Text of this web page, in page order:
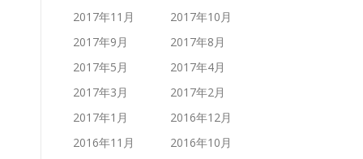
2017年11月
2017年10月
2017年9月
2017年8月
2017年5月
2017年4月
2017年3月
2017年2月
2017年1月
2016年12月
2016年11月
2016年10月